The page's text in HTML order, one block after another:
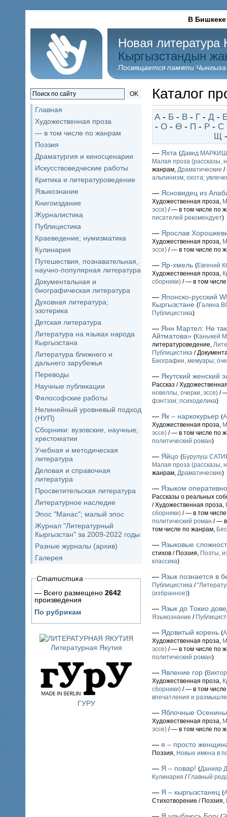
В Бишкеке
Новая литература
Кыргызстандын
Посвящается памяти
OK
Главная
Художественная проза
— в том числе по жанрам
Поэзия
Драматургия и киносценарии
Искусствоведческие работы
Критика и литературоведение
Языкознание
Книгоиздание
Журналистика
Публицистика
Краеведение; нумизматика
Кулинария
Путешествия, познавательная,
научно-популярная литература
Документальная и
биографическая литература
Духовная литература;
эзотерика
Детская литература
Литература на языках народа
Кыргызстана
Литература ближнего и
дальнего зарубежья
Переводы
Научные публикации
Философские работы
Нелинейный уровневый подход
(НУП)
Сборники: вузовские, научные;
хрестоматии
Учебная и методическая
литература
Деловая и справочная
литература
Просветительская литература
Литературное наследие
Эпос "Манас"; малый эпос
Журнал "Литературный
Кыргызстан" за 2009-2022 годы
Разные журналы (архив)
Галерея
Статистика
— Всего размещено 2642
произведения
По рубрикам
Литературная Якутия
ГУРУ
Каталог
А - Б - В - Г - Д -
- О- Ө- П - Р- С
Щ
— Яхта (Давид МАРКИШ
Малая проза (рассказы,
жанрам, Драматические /
альпинизм; охота;
— Ясновидец из
Художественная проза,
эссе) / — в том числе по
писателей рекомендует)
— Ярослав
Художественная проза,
эссе) / — в том числе по
— Яр-хмель (Евгений
Художественная проза,
сборники) / — в том
— Японско-русский
Кыргызстане (Галина
Публицистика)
— Янн Мартел: Не
Айтматова» (Каныкей
литературоведение,
Публицистика /
Биографии, мемуары;
— Якутский женский
Рассказ /
новеллы, очерки, эссе) /
фэнтэзи; психоделика)
— Як – наркокурьер (
Художественная проза,
эссе) / — в том числе по
политический роман)
— Яйцо (Бурулуш
Малая проза (рассказы,
жанрам, Драматические)
— Языком
Рассказы о реальных
/ Художественная проза,
сборники) / — в том
политический роман / —
том числе по жанрам,
— Языковые
стихов / Поэзия, Поэты,
классика)
— Язык познается в
Публицистика /
(избранное))
— Язык до Токио
Языкознание /
— Ядовитый корень (
Художественная проза,
эссе) / — в том числе по
политический роман)
— Явление гор (
Художественная проза,
сборники) / — в том
впечатления и
— Яблочные Осенины
Художественная проза,
эссе) / — в том числе по
— я – просто
Поэзия, Новые имена в
— Я – повар! (Данияр
Кулинария / Главный
— Я – кыргызстанец (
Стихотворение / Поэзия,